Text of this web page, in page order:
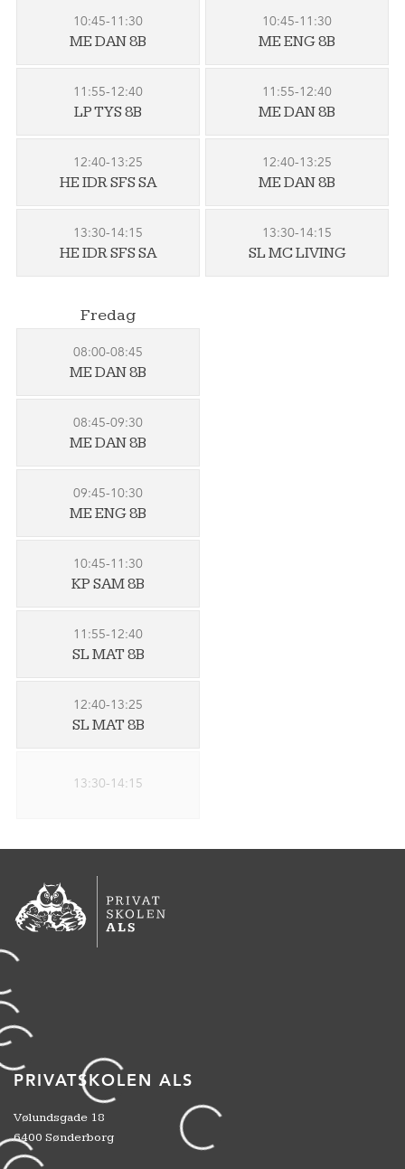
10:45-11:30
ME DAN 8B
11:55-12:40
LP TYS 8B
12:40-13:25
HE IDR SFS SA
13:30-14:15
HE IDR SFS SA
10:45-11:30
ME ENG 8B
11:55-12:40
ME DAN 8B
12:40-13:25
ME DAN 8B
13:30-14:15
SL MC LIVING
Fredag
08:00-08:45
ME DAN 8B
08:45-09:30
ME DAN 8B
09:45-10:30
ME ENG 8B
10:45-11:30
KP SAM 8B
11:55-12:40
SL MAT 8B
12:40-13:25
SL MAT 8B
13:30-14:15
PRIVATSKOLEN ALS
Vølundsgade 18
6400 Sønderborg